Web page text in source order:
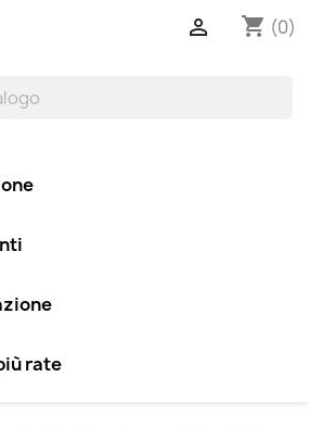
shopping_cart (0)

rate